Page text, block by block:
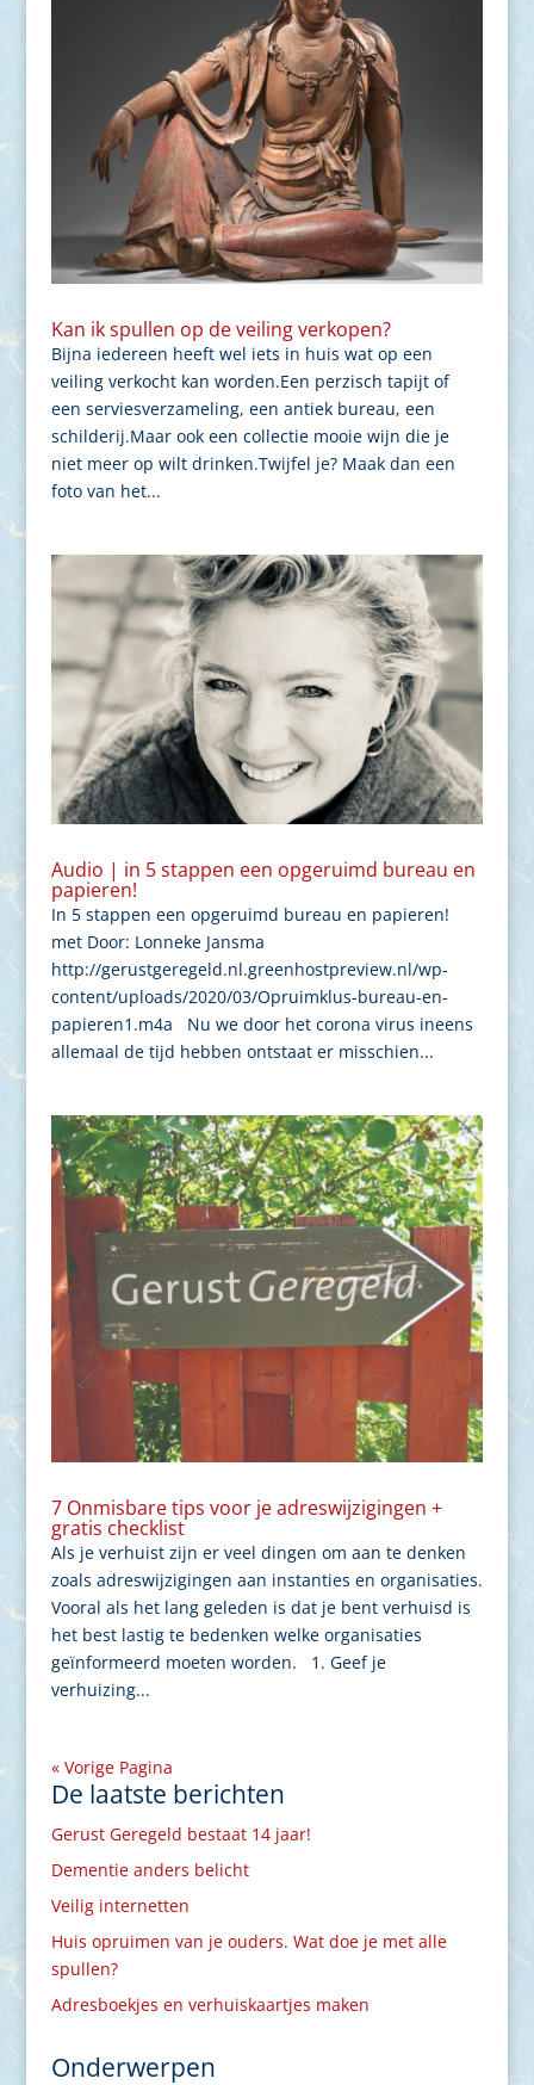
Kan ik spullen op de veiling verkopen?
Bijna iedereen heeft wel iets in huis wat op een
veiling verkocht kan worden.Een perzisch tapijt of
een serviesverzameling, een antiek bureau, een
schilderij.Maar ook een collectie mooie wijn die je
niet meer op wilt drinken.Twijfel je? Maak dan een
foto van het...
Audio | in 5 stappen een opgeruimd bureau en
papieren!
In 5 stappen een opgeruimd bureau en papieren!
met Door: Lonneke Jansma
http://gerustgeregeld.nl.greenhostpreview.nl/wp-
content/uploads/2020/03/Opruimklus-bureau-en-
papieren1.m4a Nu we door het corona virus ineens
allemaal de tijd hebben ontstaat er misschien...
7 Onmisbare tips voor je adreswijzigingen +
gratis checklist
Als je verhuist zijn er veel dingen om aan te denken
zoals adreswijzigingen aan instanties en organisaties.
Vooral als het lang geleden is dat je bent verhuisd is
het best lastig te bedenken welke organisaties
geïnformeerd moeten worden. 1. Geef je
verhuizing...
« Vorige Pagina
De laatste berichten
Gerust Geregeld bestaat 14 jaar!
Dementie anders belicht
Veilig internetten
Huis opruimen van je ouders. Wat doe je met alle
spullen?
Adresboekjes en verhuiskaartjes maken
Onderwerpen